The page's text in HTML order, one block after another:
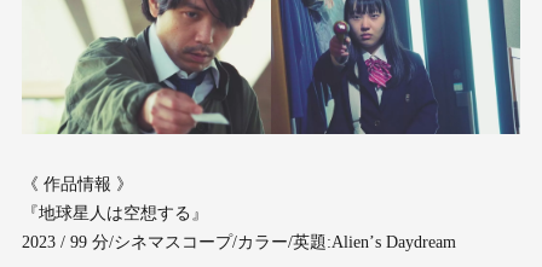
《 作品情報 》
『地球星人は空想する』
2023 / 99 分/シネマスコープ/カラー/英題:Alienʼs Daydream